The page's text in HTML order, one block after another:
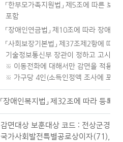
「한부모가족지원법」 제5조에 따른
포함
「장애인연금법」 제10조에 따라 장애인
「사회보장기본법」 제37조제2항에 따
기술정보통신부 장관이 정하고 고시하
※ 이동전화에 대해서만 감면을 적용
※ 가구당 4인(소득인정액 조사에 포함
「장애인복지법」 제32조에 따라 등록
감면대상 보훈대상 코드 : 전상군경
국가사회발전특별공로상이자(71),